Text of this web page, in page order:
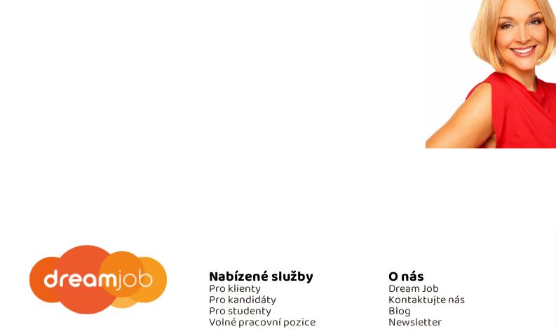
Nabízené služby
Pro klienty
Pro kandidáty
Pro studenty
Volné pracovní pozice
O nás
Dream Job
Kontaktujte nás
Blog
Newsletter